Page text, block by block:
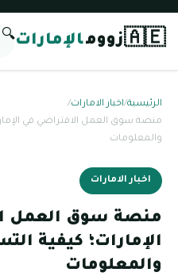
🇦🇪زوومالإمارات🔍
الرئيسية/اخبار الامارات/
منصة سوق العمل الافتراضي في
والمعلومات
اخبار الامارات
منصة سوق العمل
الإمارات؛ كيفية
والمعلومات